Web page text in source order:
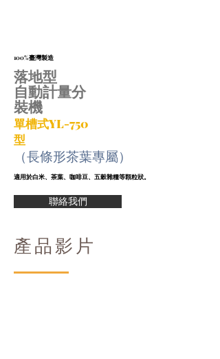
100%臺灣製造
落地型
自動計量分
裝機
單槽式YL-750
型
（長條形茶葉專屬）
適用於白米、茶葉、咖啡豆、五穀雜糧等顆粒狀。
聯絡我們
產品影片